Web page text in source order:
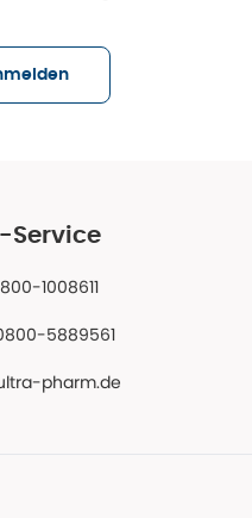
Service
1008611
5889561
pharm.de